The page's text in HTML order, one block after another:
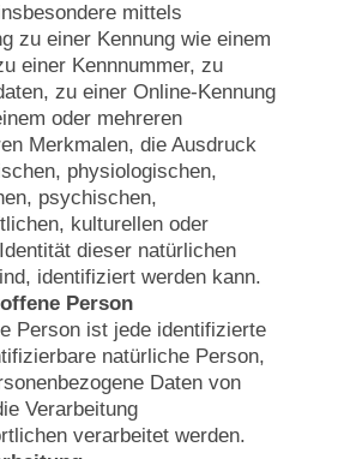
mittels
zu einer Kennung wie einem
einer Kennnummer, zu
zu einer Online-Kennung
oder mehreren
Merkmalen, die Ausdruck
physiologischen,
psychischen,
kulturellen oder
dieser natürlichen
identifiziert werden kann.
Person
Person ist jede identifizierte
natürliche Person,
Daten von
Verarbeitung
verarbeitet werden.